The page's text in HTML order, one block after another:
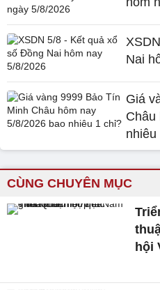
Nai
Giá
Châu
nhiêu
CÙNG CHUYÊN MỤC
hội